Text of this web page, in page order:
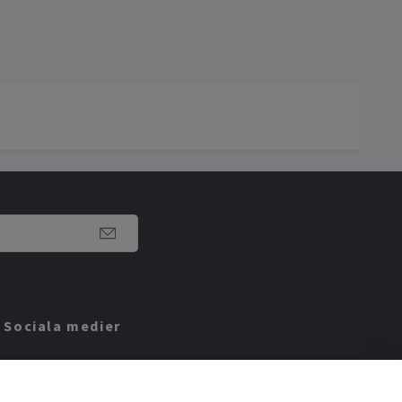
Sociala medier